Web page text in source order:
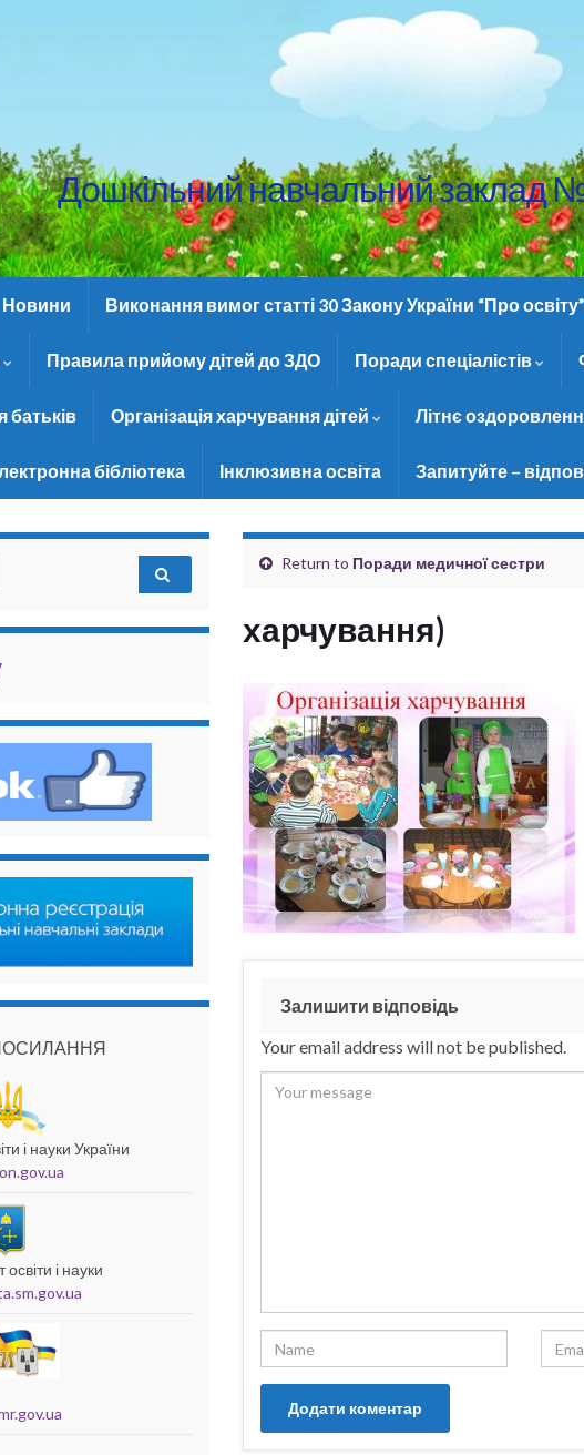
Дошкільний навчальний заклад
Новини Виконання вимог статті 30 Закону України “Про освіту”
Правила прийому дітей до ЗДО Поради спеціалістів
батьків Організація харчування дітей Літнє
бібліотека Інклюзивна освіта Запитуйте –
Return to Поради медичної сестри
харчування)
Залишити відповідь
Your email address will not be published.
і науки України
і науки